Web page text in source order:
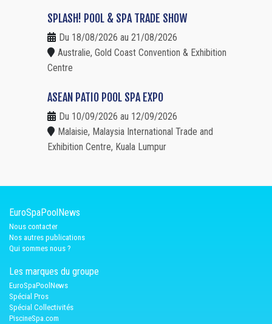
SPLASH! POOL & SPA TRADE SHOW
Du 18/08/2026 au 21/08/2026
Australie, Gold Coast Convention & Exhibition
Centre
ASEAN PATIO POOL SPA EXPO
Du 10/09/2026 au 12/09/2026
Malaisie, Malaysia International Trade and
Exhibition Centre, Kuala Lumpur
EuroSpaPoolNews
Nous contacter
Nos autres publications
Qui sommes nous ?
Les marques du groupe
EuroSpaPoolNews
Spécial Pros
Spécial Collectivités
PiscineSpa.com